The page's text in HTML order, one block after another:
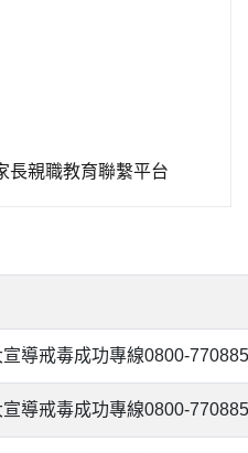
長親職教育聯繫平台
導戒毒成功專線0800-
導戒毒成功專線0800-